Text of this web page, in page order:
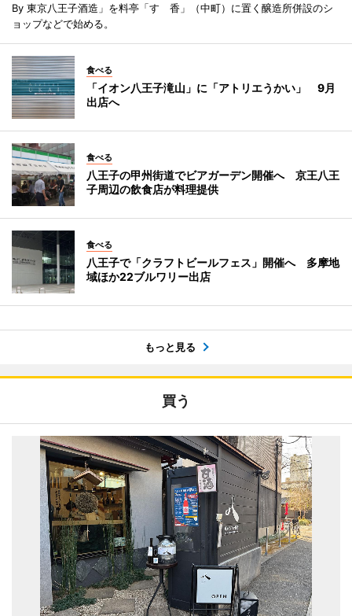
By 東京八王子酒造」を料亭「すゞ香」（中町）に置く醸造所併設のシ
ョップなどで始める。
食べる
「イオン八王子滝山」に「アトリエうかい」 9月
出店へ
食べる
八王子の甲州街道でビアガーデン開催へ 京王八王
子周辺の飲食店が料理提供
食べる
八王子で「クラフトビールフェス」開催へ 多摩地
域ほか22ブルワリー出店
もっと見る
買う